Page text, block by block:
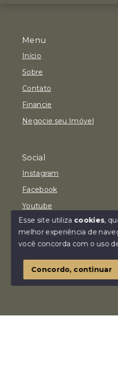
Olá! Estamos
Menu
Início
Sobre
Contato
Financie
Negocie seu Imóvel
Social
Instagram
Facebook
Youtube
© Copyright 2026 - Imóvel
SITE PARA IMOBILIARIA
Esse site utiliza cookies,
melhor experiência de
você concorda com o uso
Concordo, continuar